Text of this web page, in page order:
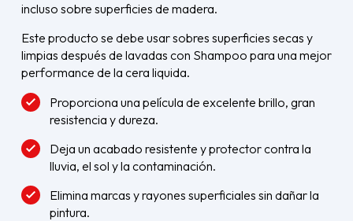
incluso sobre superficies de madera.
Este producto se debe usar sobres superficies secas y
limpias después de lavadas con Shampoo para una mejor
performance de la cera liquida.
Proporciona una película de excelente brillo, gran
resistencia y dureza.
Deja un acabado resistente y protector contra la
lluvia, el sol y la contaminación.
Elimina marcas y rayones superficiales sin dañar la
pintura.